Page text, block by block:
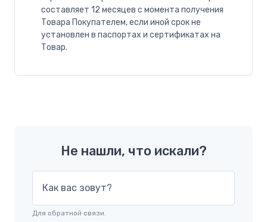
составляет 12 месяцев с момента получения
Товара Покупателем, если иной срок не
установлен в паспортах и сертификатах на
Товар.
Не нашли, что искали?
Как вас зовут?
Для обратной связи.